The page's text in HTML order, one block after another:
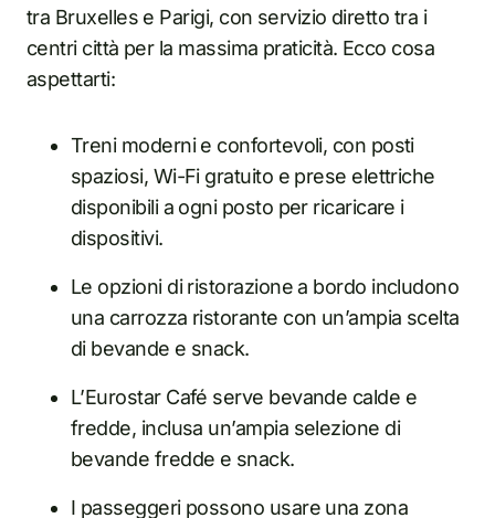
tra Bruxelles e Parigi, con servizio diretto tra i
centri città per la massima praticità. Ecco cosa
aspettarti:
Treni moderni e confortevoli, con posti
spaziosi, Wi-Fi gratuito e prese elettriche
disponibili a ogni posto per ricaricare i
dispositivi.
Le opzioni di ristorazione a bordo includono
una carrozza ristorante con un’ampia scelta
di bevande e snack.
L’Eurostar Café serve bevande calde e
fredde, inclusa un’ampia selezione di
bevande fredde e snack.
I passeggeri possono usare una zona